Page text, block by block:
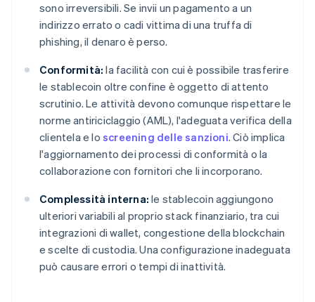
sono irreversibili. Se invii un pagamento a un
indirizzo errato o cadi vittima di una truffa di
phishing, il denaro è perso.
Conformità: la facilità con cui è possibile trasferire
le stablecoin oltre confine è oggetto di attento
scrutinio. Le attività devono comunque rispettare le
norme antiriciclaggio (AML), l'adeguata verifica della
clientela e lo screening delle sanzioni. Ciò implica
l'aggiornamento dei processi di conformità o la
collaborazione con fornitori che li incorporano.
Complessità interna: le stablecoin aggiungono
ulteriori variabili al proprio stack finanziario, tra cui
integrazioni di wallet, congestione della blockchain
e scelte di custodia. Una configurazione inadeguata
può causare errori o tempi di inattività.